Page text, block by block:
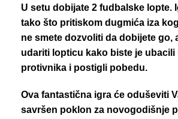
U setu dobijate 2 fudbalske lopte.
tako što pritiskom dugmića iza
ne smete dozvoliti da dobijete go,
udariti lopticu kako biste je ubacili
protivnika i postigli pobedu.
Ova fantastična igra će oduševiti
savršen poklon za novogodišnje